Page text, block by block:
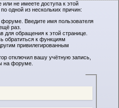
не имеете доступа к этой
одной из нескольких причин:
Введите имя пользователя
раз.
для обращения к этой странице.
обратиться к функциям
привилегированным
отключил вашу учётную запись,
на форуме.